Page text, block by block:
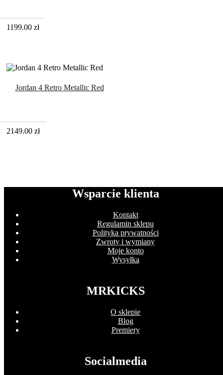
1199.00 zł
Jordan 4 Retro Metallic Red
2149.00 zł
Wsparcie klienta
Kontakt
Regulamin sklepu
Polityka prywatności
Zwroty i wymiany
Moje konto
Wysyłka
MRKICKS
O sklepie
Blog
Premiery
Socialmedia